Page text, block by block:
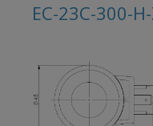
EC-23C-300-